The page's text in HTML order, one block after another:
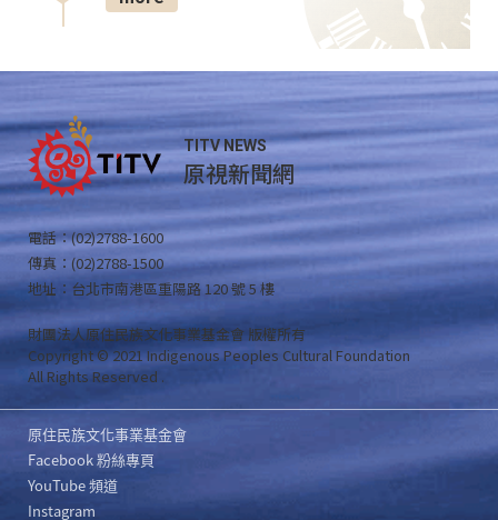
TITV NEWS
原視新聞網
電話：(02)2788-1600
傳真：(02)2788-1500
地址：台北市南港區重陽路 120 號 5 樓
財團法人原住民族文化事業基金會 版權所有
Copyright © 2021 Indigenous Peoples Cultural Foundation
All Rights Reserved .
原住民族文化事業基金會
Facebook 粉絲專頁
YouTube 頻道
Instagram